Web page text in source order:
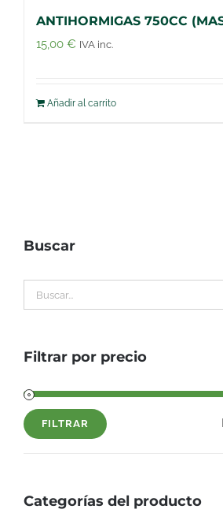
ANTIHORMIGAS 750CC
15,00 € IVA inc.
Añadir al carrito
Buscar
Filtrar por precio
Precio
Precio
FILTRAR
Categorías del producto